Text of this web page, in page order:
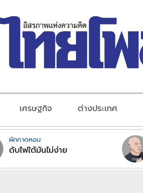
เศรษฐกิจ ต่างประเทศ
ผักกาดหอม
ดับไฟใต้มันไม่ง่าย